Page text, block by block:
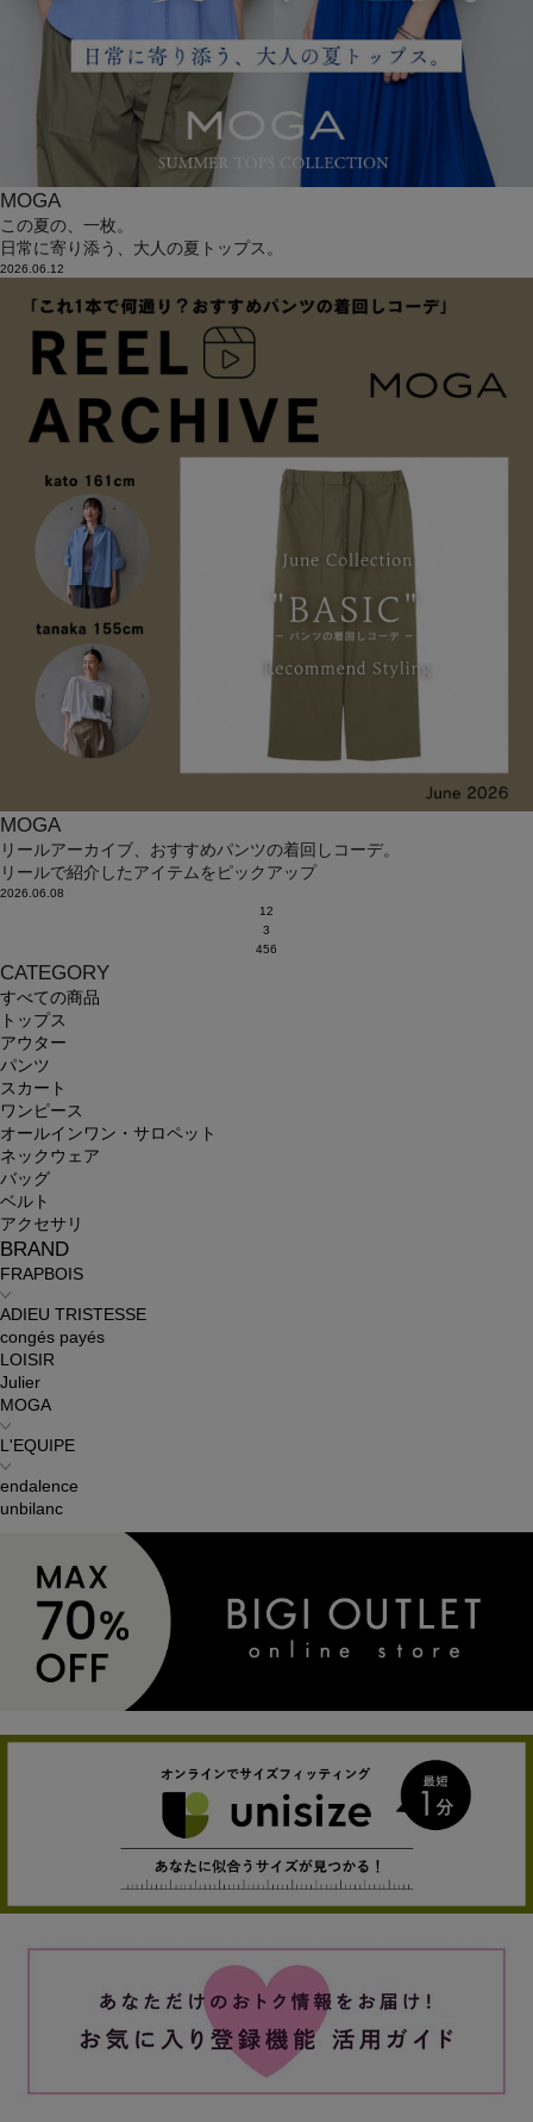
MOGA
この夏の、一枚。
日常に寄り添う、大人の夏トップス。
2026.06.12
MOGA
リールアーカイブ、おすすめパンツの着回しコーデ。
リールで紹介したアイテムをピックアップ
2026.06.08
12
3
456
CATEGORY
すべての商品
トップス
アウター
パンツ
スカート
ワンピース
オールインワン・サロペット
ネックウェア
バッグ
ベルト
アクセサリ
BRAND
FRAPBOIS
ADIEU TRISTESSE
congés payés
LOISIR
Julier
MOGA
L'EQUIPE
endalence
unbilanc